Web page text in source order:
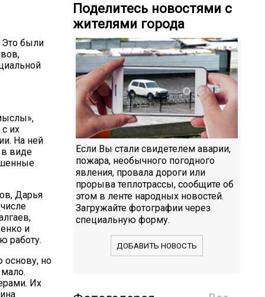
Это были
их
На ней
виде
Дарья
и
работу.
основу, но
Их
Поделитесь новостями с
жителями города
Если Вы стали свидетелем аварии,
пожара, необычного погодного
явления, провала дороги или
прорыва теплотрассы, сообщите об
этом в ленте народных новостей.
Загружайте фотографии через
специальную форму.
ДОБАВИТЬ НОВОСТЬ